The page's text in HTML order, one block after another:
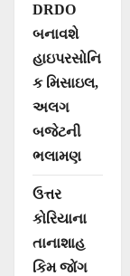
DRDO
બનાવશે
હાઇપરસોનિ
ક મિસાઇલ,
અલગ
બજેટની
ભલામણ
ઉત્તર
કોરિયાના
તાનાશાહ
કિમ જોંગ